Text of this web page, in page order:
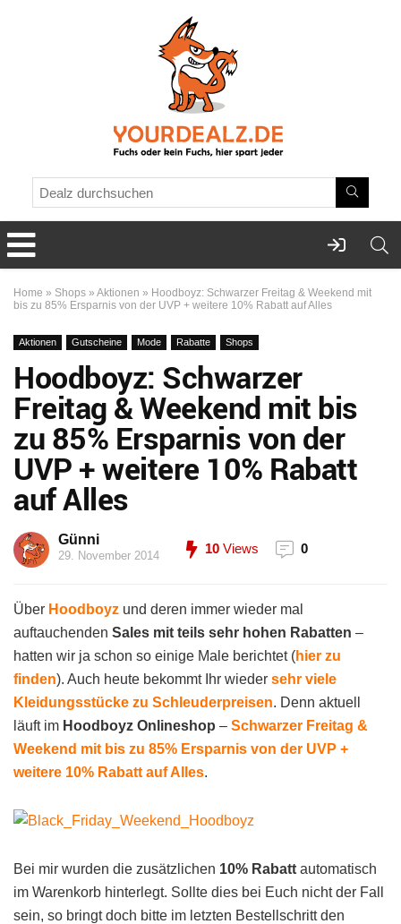
Home » Shops » Aktionen » Hoodboyz: Schwarzer Freitag & Weekend mit
bis zu 85% Ersparnis von der UVP + weitere 10% Rabatt auf Alles
Aktionen Gutscheine Mode Rabatte Shops
Hoodboyz: Schwarzer
Freitag & Weekend mit bis
zu 85% Ersparnis von der
UVP + weitere 10% Rabatt
auf Alles
Günni
29. November 2014 10 Views 0
Über Hoodboyz und deren immer wieder mal
auftauchenden Sales mit teils sehr hohen Rabatten –
hatten wir ja schon so einige Male berichtet (hier zu
finden). Auch heute bekommt Ihr wieder sehr viele
Kleidungsstücke zu Schleuderpreisen. Denn aktuell
läuft im Hoodboyz Onlineshop – Schwarzer Freitag &
Weekend mit bis zu 85% Ersparnis von der UVP +
weitere 10% Rabatt auf Alles.
Bei mir wurden die zusätzlichen 10% Rabatt automatisch
im Warenkorb hinterlegt. Sollte dies bei Euch nicht der Fall
sein, so bringt doch bitte im letzten Bestellschritt den